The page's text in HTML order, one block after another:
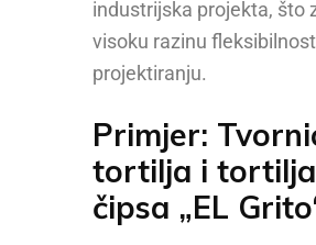
industrijska projekta, što
visoku razinu
projektiranju.
Primjer:
tortilja i tortilja
čipsa „EL